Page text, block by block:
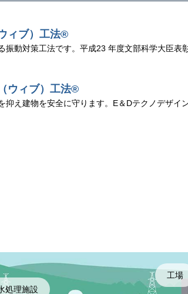
ィブ）工法®
振動対策工法です。平成23 年度文部科学大臣表
ウィブ）工法®
抑え建物を安全に守ります。E＆Dテクノデザイ
工場
処理施設